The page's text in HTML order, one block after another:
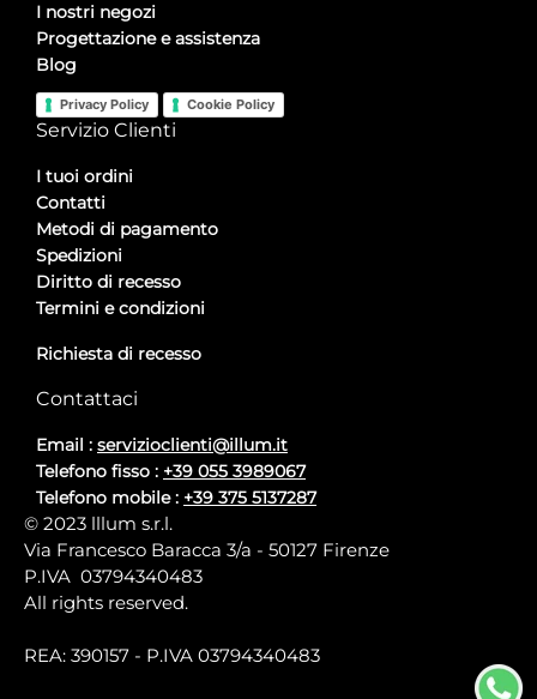
I nostri negozi
Progettazione e assistenza
Blog
Privacy Policy Cookie Policy
Servizio Clienti
I tuoi ordini
Contatti
Metodi di pagamento
Spedizioni
Diritto di recesso
Termini e condizioni
Richiesta di recesso
Contattaci
Email : servizioclienti@illum.it
Telefono fisso : +39 055 3989067
Telefono mobile : +39 375 5137287
© 2023 lllum s.r.l.
Via Francesco Baracca 3/a - 50127 Firenze
P.IVA 03794340483
All rights reserved.
REA: 390157 - P.IVA 03794340483